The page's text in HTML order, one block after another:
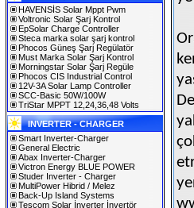
HAVENSİS Solar Mppt Pwm
Voltronic Solar Şarj Kontrol
EpSolar Charge Controller
Steca marka solar şarj kontrol
Phocos Güneş Şarj Regülatör
Must Marka Solar Şarj Kontrol
Morningstar Solar Şarj Regüle
Phocos CIS Industrial Control
12V-3A Solar Lamp Controller
SCC-Basic 50W/100W
TriStar MPPT 12,24,36,48 Volts
INVERTER - CHARGER
Smart Inverter-Charger
General Electric
Abax Inverter-Charger
Victron Energy BLUE POWER
Studer Inverter - Charger
MultiPower Hibrid / Melez
Back-Up Island Systems
Tescom Solar İnverter İnvertör